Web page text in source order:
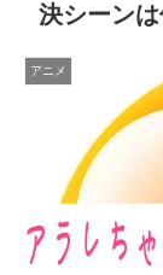
決シーン
アニメ